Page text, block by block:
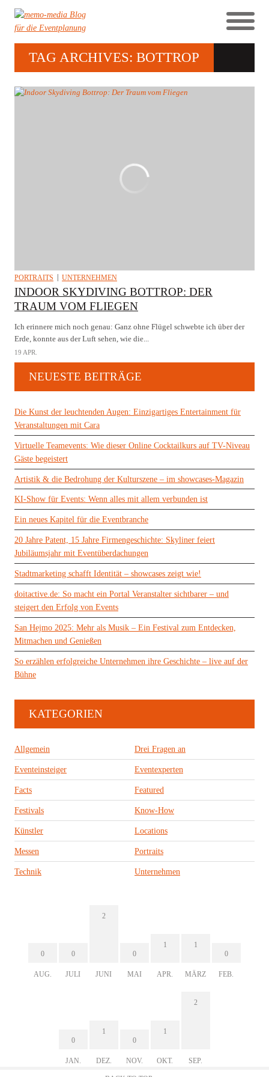
TAG ARCHIVES: BOTTROP
PORTRAITS UNTERNEHMEN
INDOOR SKYDIVING BOTTROP: DER
TRAUM VOM FLIEGEN
Ich erinnere mich noch genau: Ganz ohne Flügel schwebte ich über der
Erde, konnte aus der Luft sehen, wie die...
19 APR.
NEUESTE BEITRÄGE
Die Kunst der leuchtenden Augen: Einzigartiges Entertainment für
Veranstaltungen mit Cara
Virtuelle Teamevents: Wie dieser Online Cocktailkurs auf TV-Niveau
Gäste begeistert
Artistik & die Bedrohung der Kulturszene – im showcases-Magazin
KI-Show für Events: Wenn alles mit allem verbunden ist
Ein neues Kapitel für die Eventbranche
20 Jahre Patent, 15 Jahre Firmengeschichte: Skyliner feiert
Jubiläumsjahr mit Eventüberdachungen
Stadtmarketing schafft Identität – showcases zeigt wie!
doitactive.de: So macht ein Portal Veranstalter sichtbarer – und
steigert den Erfolg von Events
San Hejmo 2025: Mehr als Musik – Ein Festival zum Entdecken,
Mitmachen und Genießen
So erzählen erfolgreiche Unternehmen ihre Geschichte – live auf der
Bühne
KATEGORIEN
Allgemein Drei Fragen an
Eventeinsteiger Eventexperten
Facts Featured
Festivals Know-How
Künstler Locations
Messen Portraits
Technik Unternehmen
0
AUG.
0
JULI
2
JUNI
0
MAI
1
APR.
1
MÄRZ
0
FEB.
0
JAN.
1
DEZ.
0
NOV.
1
OKT.
2
SEP.